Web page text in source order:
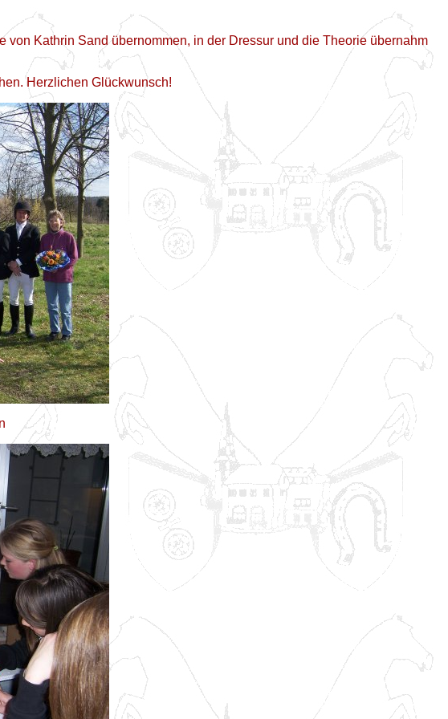
Kathrin Sand übernommen, in der Dressur und die Theorie übernahm
Herzlichen Glückwunsch!